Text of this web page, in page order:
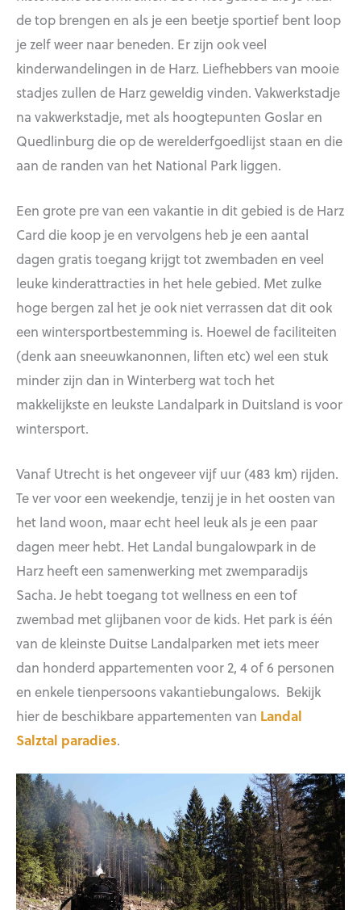
de top brengen en als je een beetje sportief bent loop
je zelf weer naar beneden. Er zijn ook veel
kinderwandelingen in de Harz. Liefhebbers van mooie
stadjes zullen de Harz geweldig vinden. Vakwerkstadje
na vakwerkstadje, met als hoogtepunten Goslar en
Quedlinburg die op de werelderfgoedlijst staan en die
aan de randen van het National Park liggen.
Een grote pre van een vakantie in dit gebied is de Harz
Card die koop je en vervolgens heb je een aantal
dagen gratis toegang krijgt tot zwembaden en veel
leuke kinderattracties in het hele gebied. Met zulke
hoge bergen zal het je ook niet verrassen dat dit ook
een wintersportbestemming is. Hoewel de faciliteiten
(denk aan sneeuwkanonnen, liften etc) wel een stuk
minder zijn dan in Winterberg wat toch het
makkelijkste en leukste Landalpark in Duitsland is voor
wintersport.
Vanaf Utrecht is het ongeveer vijf uur (483 km) rijden.
Te ver voor een weekendje, tenzij je in het oosten van
het land woon, maar echt heel leuk als je een paar
dagen meer hebt. Het Landal bungalowpark in de
Harz heeft een samenwerking met zwemparadijs
Sacha. Je hebt toegang tot wellness en een tof
zwembad met glijbanen voor de kids. Het park is één
van de kleinste Duitse Landalparken met iets meer
dan honderd appartementen voor 2, 4 of 6 personen
en enkele tienpersoons vakantiebungalows. Bekijk
hier de beschikbare appartementen van Landal
Salztal paradies.